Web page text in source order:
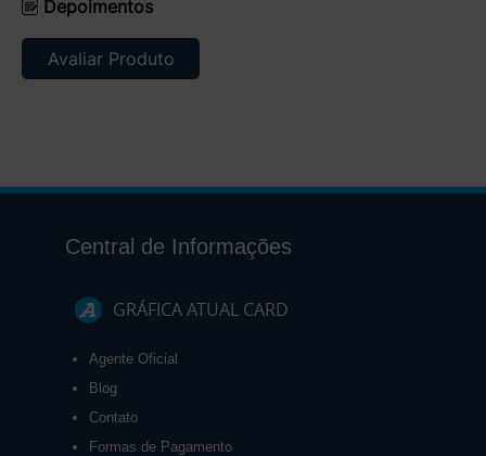
Depoimentos
Avaliar Produto
Central de Informações
GRÁFICA ATUAL CARD
Agente Oficial
Blog
Contato
Formas de Pagamento